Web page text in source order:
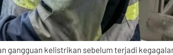
gangguan kelistrikan sebelum terjadi